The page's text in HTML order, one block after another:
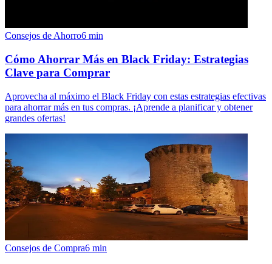
Consejos de Ahorro6 min
Cómo Ahorrar Más en Black Friday: Estrategias
Clave para Comprar
Aprovecha al máximo el Black Friday con estas estrategias efectivas
para ahorrar más en tus compras. ¡Aprende a planificar y obtener
grandes ofertas!
Consejos de Compra6 min